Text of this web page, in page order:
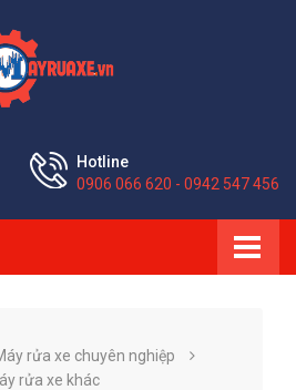
Hotline
0906 066 620 - 0942 547 456
rửa xe chuyên nghiệp
rửa xe khác